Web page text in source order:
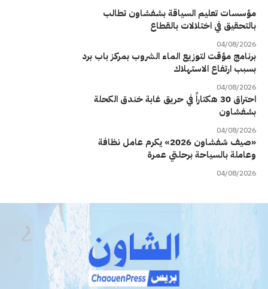
مؤسسات تعليم السياقة بشفشاون تطالب
بالتحقيق في اختلالات بالقطاع
04/08/2026
برنامج مؤقت لتوزيع الماء الشروب بمركز باب برد
بسبب ارتفاع الاستهلاك
04/08/2026
احتراق 30 هكتاراً في حريق غابة خندق الكحلة
بشفشاون
04/08/2026
«صيف شفشاون 2026» يكرم عامل نظافة
وعاملة بالسياحة برحلتي عمرة
04/08/2026